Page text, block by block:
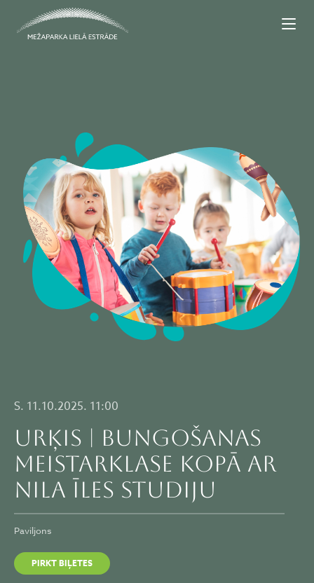
S. 11.10.2025. 11:00
URĶIS | Bungošanas
meistarklase kopā ar
NILA ĪLES studiju
Paviljons
PIRKT BIĻETES